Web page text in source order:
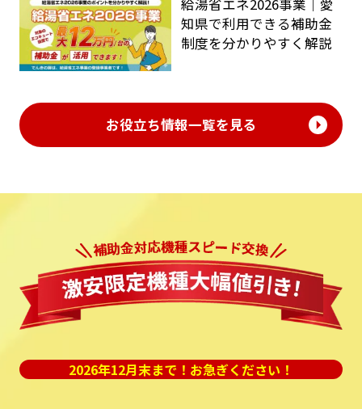
給湯省エネ2026事業｜愛
知県で利用できる補助金
制度を分かりやすく解説
お役立ち情報一覧を見る
2026年12月末まで！お急ぎください！